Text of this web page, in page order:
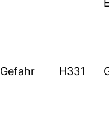
Gefahr H331